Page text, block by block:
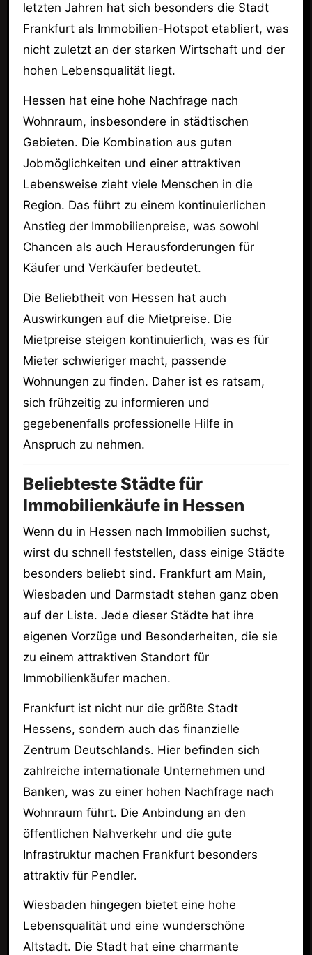
letzten Jahren hat sich besonders die Stadt
Frankfurt als Immobilien-Hotspot etabliert, was
nicht zuletzt an der starken Wirtschaft und der
hohen Lebensqualität liegt.
Hessen hat eine hohe Nachfrage nach
Wohnraum, insbesondere in städtischen
Gebieten. Die Kombination aus guten
Jobmöglichkeiten und einer attraktiven
Lebensweise zieht viele Menschen in die
Region. Das führt zu einem kontinuierlichen
Anstieg der Immobilienpreise, was sowohl
Chancen als auch Herausforderungen für
Käufer und Verkäufer bedeutet.
Die Beliebtheit von Hessen hat auch
Auswirkungen auf die Mietpreise. Die
Mietpreise steigen kontinuierlich, was es für
Mieter schwieriger macht, passende
Wohnungen zu finden. Daher ist es ratsam,
sich frühzeitig zu informieren und
gegebenenfalls professionelle Hilfe in
Anspruch zu nehmen.
Beliebteste Städte für
Immobilienkäufe in Hessen
Wenn du in Hessen nach Immobilien suchst,
wirst du schnell feststellen, dass einige Städte
besonders beliebt sind. Frankfurt am Main,
Wiesbaden und Darmstadt stehen ganz oben
auf der Liste. Jede dieser Städte hat ihre
eigenen Vorzüge und Besonderheiten, die sie
zu einem attraktiven Standort für
Immobilienkäufer machen.
Frankfurt ist nicht nur die größte Stadt
Hessens, sondern auch das finanzielle
Zentrum Deutschlands. Hier befinden sich
zahlreiche internationale Unternehmen und
Banken, was zu einer hohen Nachfrage nach
Wohnraum führt. Die Anbindung an den
öffentlichen Nahverkehr und die gute
Infrastruktur machen Frankfurt besonders
attraktiv für Pendler.
Wiesbaden hingegen bietet eine hohe
Lebensqualität und eine wunderschöne
Altstadt. Die Stadt hat eine charmante